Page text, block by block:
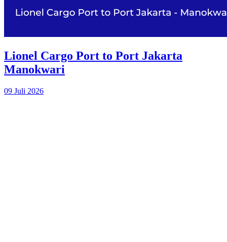
Lionel Cargo Port to Port Jakarta
Manokwari
09 Juli 2026